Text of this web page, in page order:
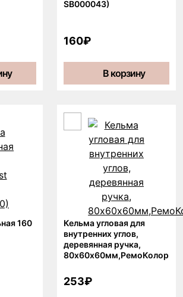
SB000043)
160₽
В корзину
160
Кельма угловая для
внутренних углов,
деревянная ручка,
80х60х60мм,РемоКолор
253₽